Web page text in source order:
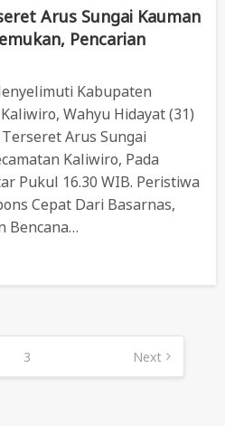
Arus Sungai Kauman
Pencarian
Kabupaten
Wahyu Hidayat (31)
Arus Sungai
Kaliwiro, Pada
Pukul 16.30 WIB. Peristiwa
Cepat Dari Basarnas,
Bencana…
3 Next